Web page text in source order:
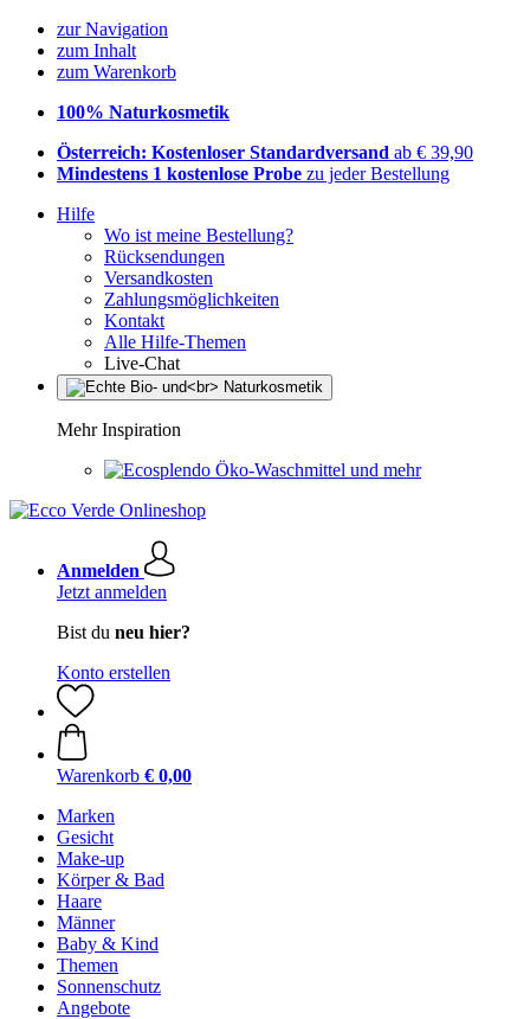
zur Navigation
zum Inhalt
zum Warenkorb
100% Naturkosmetik
Österreich: Kostenloser Standardversand ab € 39,90
Mindestens 1 kostenlose Probe zu jeder Bestellung
Hilfe
Wo ist meine Bestellung?
Rücksendungen
Versandkosten
Zahlungsmöglichkeiten
Kontakt
Alle Hilfe-Themen
Live-Chat
Mehr Inspiration
Öko-Waschmittel und mehr
Anmelden
Jetzt anmelden
Bist du neu hier?
Konto erstellen
Warenkorb € 0,00
Marken
Gesicht
Make-up
Körper & Bad
Haare
Männer
Baby & Kind
Themen
Sonnenschutz
Angebote